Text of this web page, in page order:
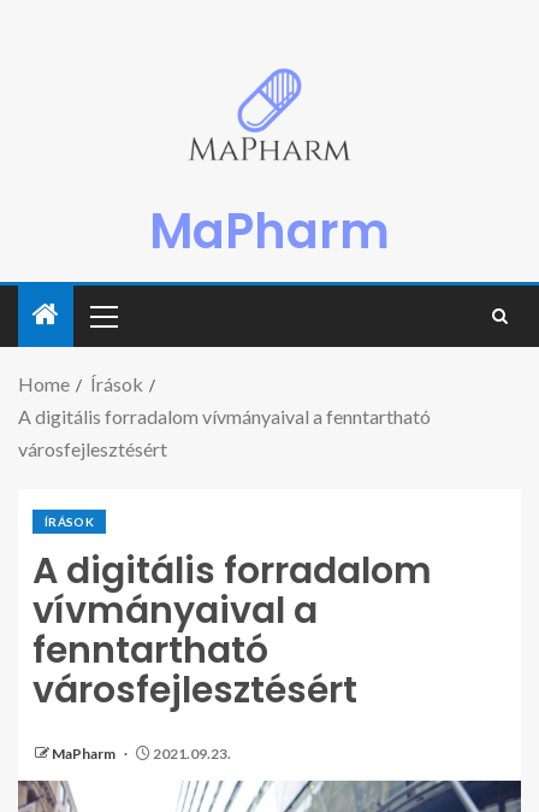
MaPharm
Home
Írások
A digitális forradalom vívmányaival a fenntartható
városfejlesztésért
ÍRÁSOK
A digitális forradalom
vívmányaival a
fenntartható
városfejlesztésért
MaPharm 2021.09.23.